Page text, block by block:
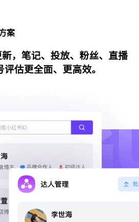
案
，笔记、投放、粉丝、直播
估更全面、更高效。